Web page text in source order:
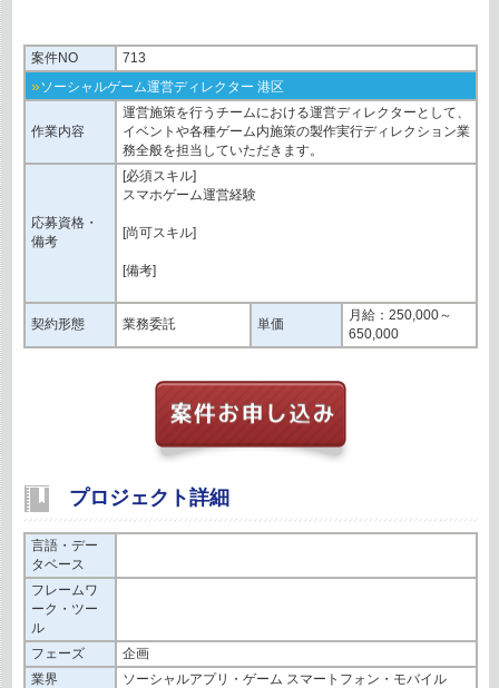
案件NO 713
»ソーシャルゲーム運営ディレクター 港区
作業内容
運営施策を行うチームにおける運営ディレクターとして、
イベントや各種ゲーム内施策の製作実行ディレクション業
務全般を担当していただきます。
応募資格・
備考
[必須スキル]
スマホゲーム運営経験
[尚可スキル]
[備考]
契約形態 業務委託 単価
月給：250,000～
650,000
プロジェクト詳細
言語・デー
タベース
フレームワ
ーク・ツー
ル
フェーズ
企画
業界
ソーシャルアプリ・ゲーム スマートフォン・モバイル